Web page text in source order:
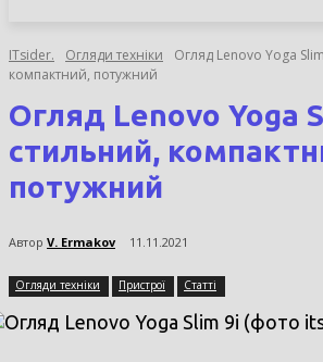
ITsider. Огляди техніки
Огляд Lenovo Yoga
компактний, потужний
Огляд Lenovo Yoga
стильний,
потужний
Автор V. Ermakov 11.11.2021
Огляди техніки Пристрої Статті